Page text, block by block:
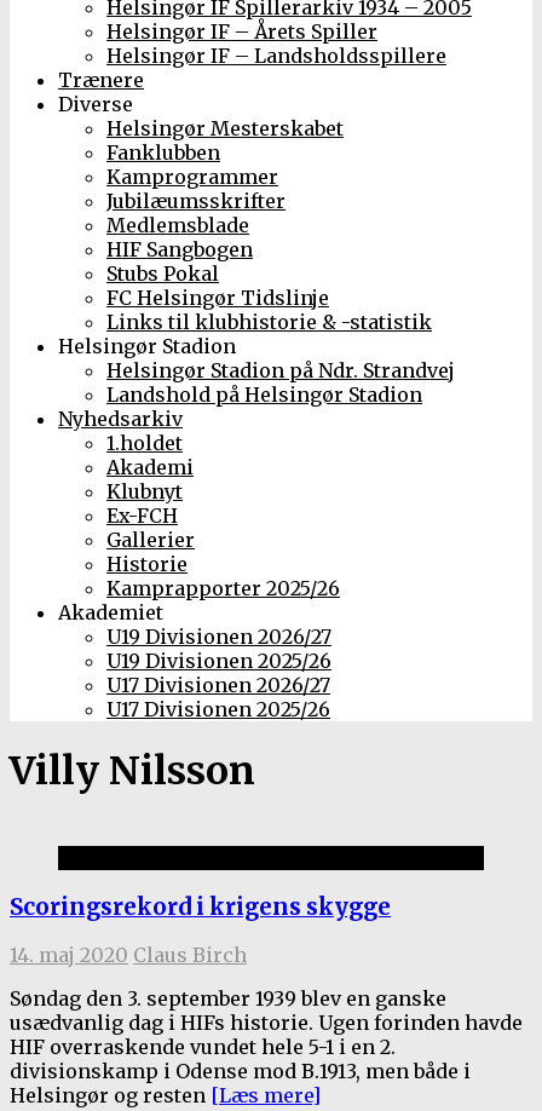
Helsingør IF Spillerarkiv 1934 – 2005
Helsingør IF – Årets Spiller
Helsingør IF – Landsholdsspillere
Trænere
Diverse
Helsingør Mesterskabet
Fanklubben
Kamprogrammer
Jubilæumsskrifter
Medlemsblade
HIF Sangbogen
Stubs Pokal
FC Helsingør Tidslinje
Links til klubhistorie & -statistik
Helsingør Stadion
Helsingør Stadion på Ndr. Strandvej
Landshold på Helsingør Stadion
Nyhedsarkiv
1.holdet
Akademi
Klubnyt
Ex-FCH
Gallerier
Historie
Kamprapporter 2025/26
Akademiet
U19 Divisionen 2026/27
U19 Divisionen 2025/26
U17 Divisionen 2026/27
U17 Divisionen 2025/26
Villy Nilsson
Scoringsrekord i krigens skygge
14. maj 2020 Claus Birch
Søndag den 3. september 1939 blev en ganske
usædvanlig dag i HIFs historie. Ugen forinden havde
HIF overraskende vundet hele 5-1 i en 2.
divisionskamp i Odense mod B.1913, men både i
Helsingør og resten [Læs mere]